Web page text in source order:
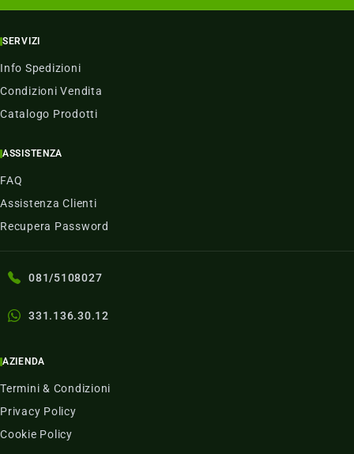
SERVIZI
Info Spedizioni
Condizioni Vendita
Catalogo Prodotti
ASSISTENZA
FAQ
Assistenza Clienti
Recupera Password
081/5108027
331.136.30.12
AZIENDA
Termini & Condizioni
Privacy Policy
Cookie Policy